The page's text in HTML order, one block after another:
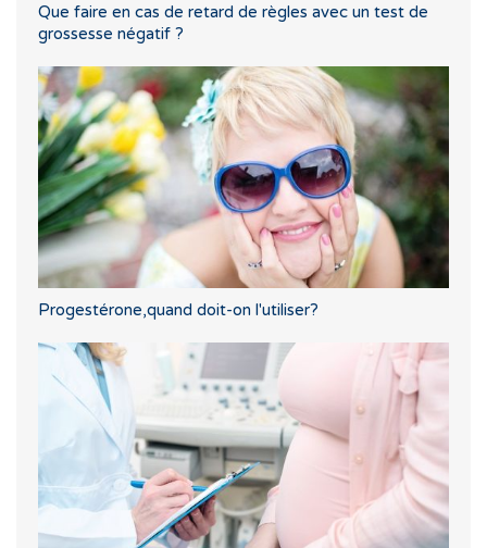
Que faire en cas de retard de règles avec un test de
grossesse négatif ?
Progestérone,quand doit-on l'utiliser?